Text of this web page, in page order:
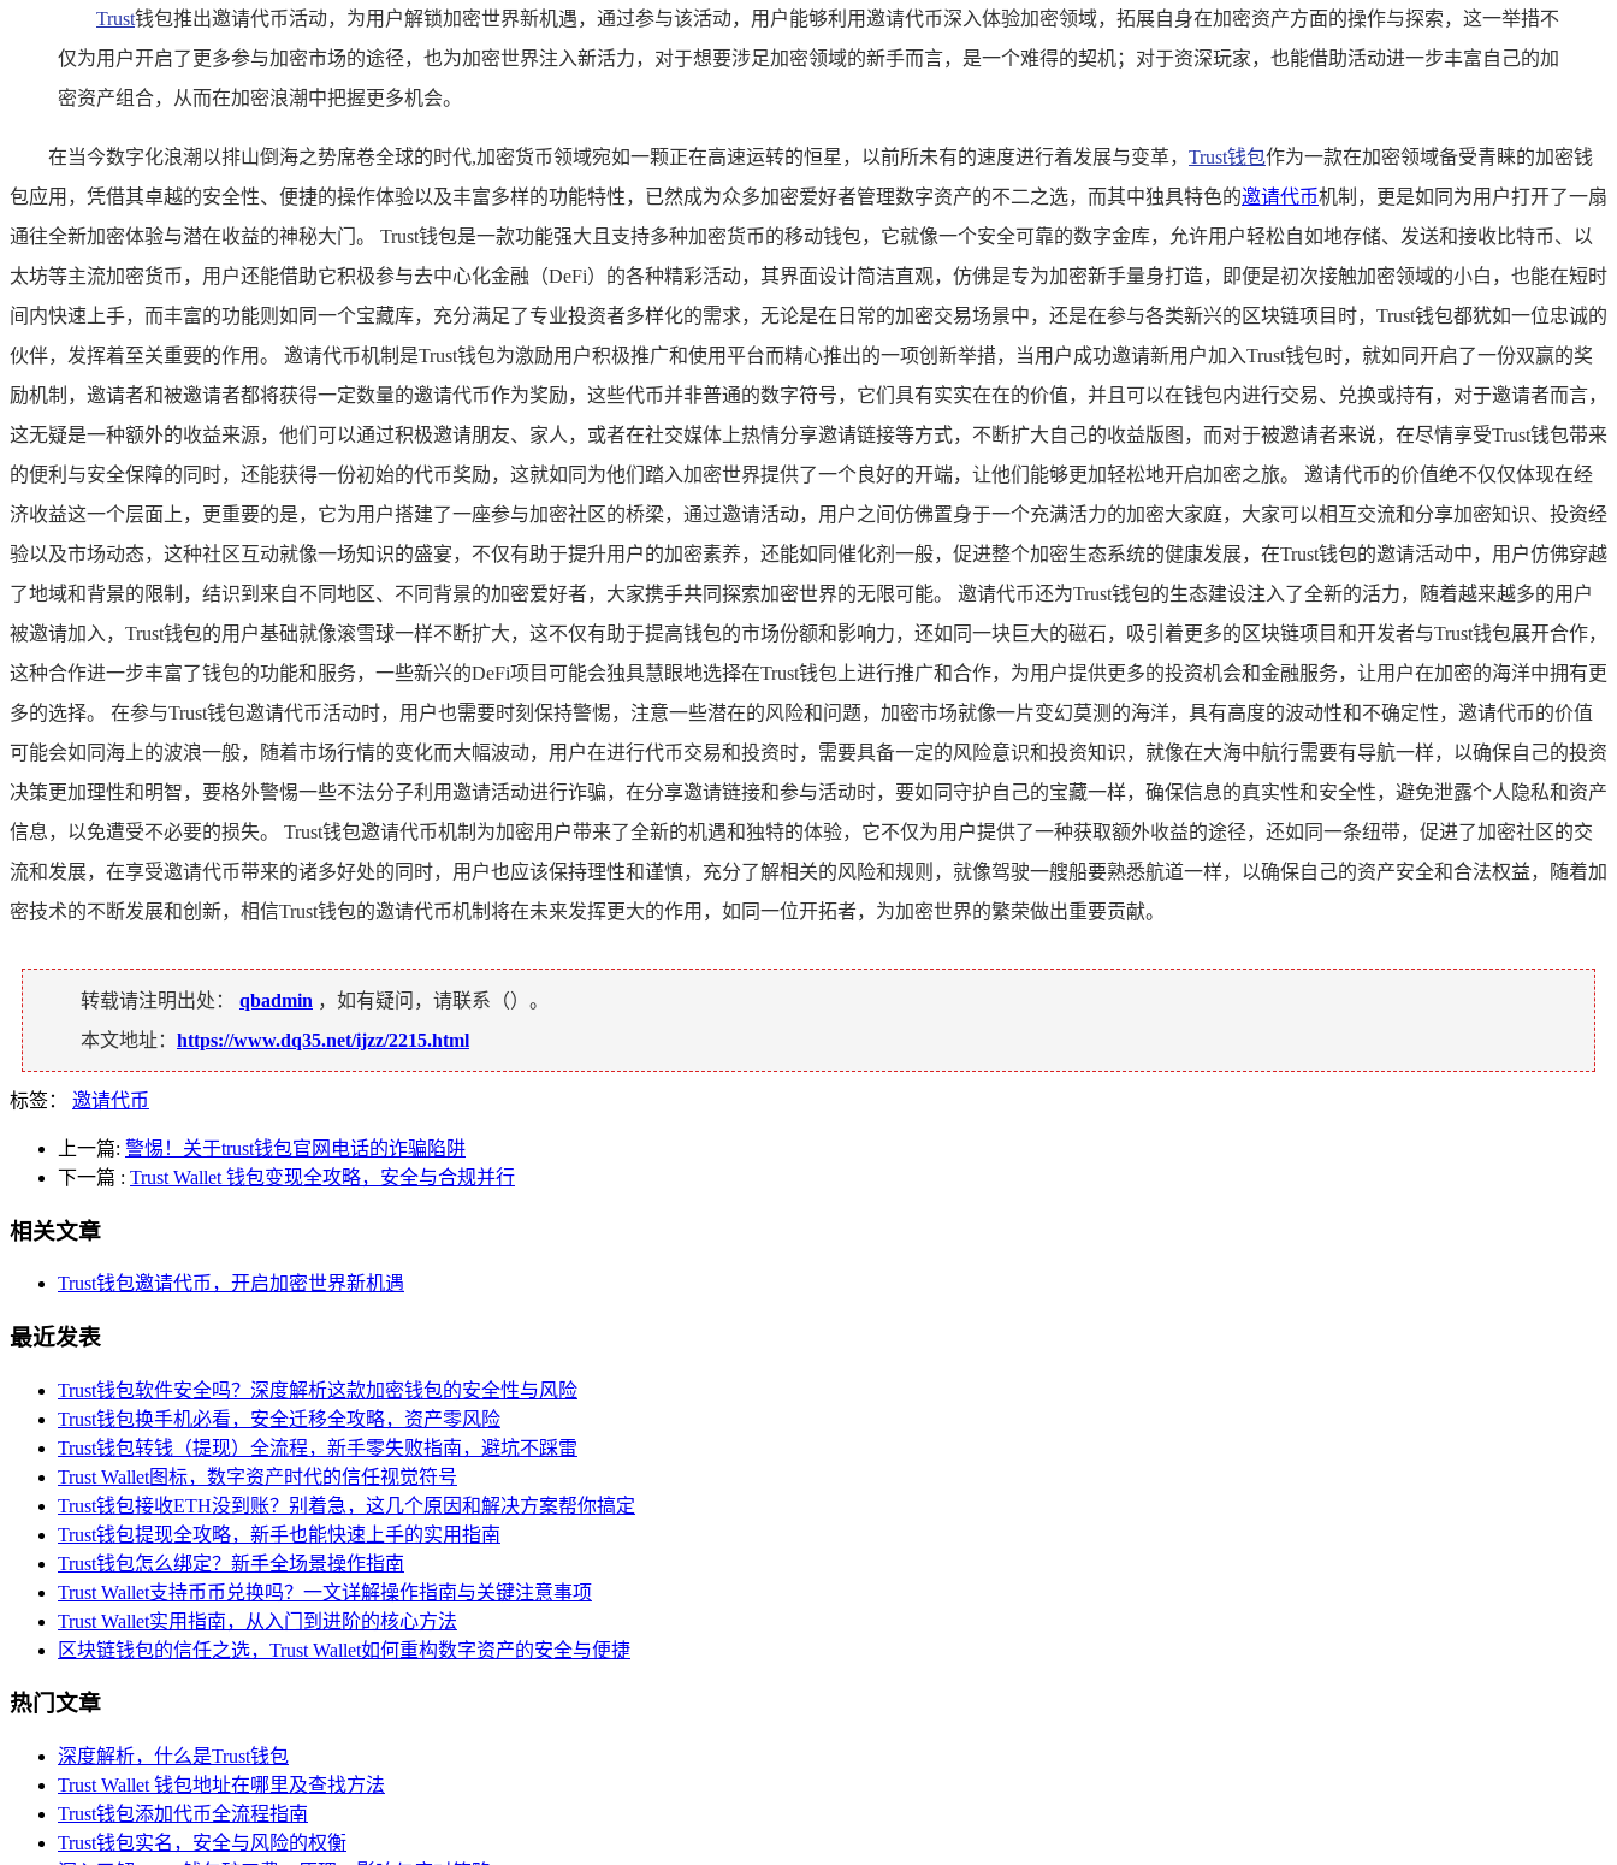
Trust钱包推出邀请代币活动，为用户解锁加密世界新机遇，通过参与该活动，用户能够利用邀请代币深入体验加密领域，拓展自身在加密资产方面的操作与探索，这一举措不
仅为用户开启了更多参与加密市场的途径，也为加密世界注入新活力，对于想要涉足加密领域的新手而言，是一个难得的契机；对于资深玩家，也能借助活动进一步丰富自己的加
密资产组合，从而在加密浪潮中把握更多机会。
在当今数字化浪潮以排山倒海之势席卷全球的时代,加密货币领域宛如一颗正在高速运转的恒星，以前所未有的速度进行着发展与变革， Trust钱包作为一款在加密领域备受青睐的加密钱
包应用，凭借其卓越的安全性、便捷的操作体验以及丰富多样的功能特性，已然成为众多加密爱好者管理数字资产的不二之选，而其中独具特色的邀请代币机制，更是如同为用户打开了一扇
通往全新加密体验与潜在收益的神秘大门。 Trust钱包是一款功能强大且支持多种加密货币的移动钱包，它就像一个安全可靠的数字金库，允许用户轻松自如地存储、发送和接收比特币、以
太坊等主流加密货币，用户还能借助它积极参与去中心化金融（DeFi）的各种精彩活动，其界面设计简洁直观，仿佛是专为加密新手量身打造，即便是初次接触加密领域的小白，也能在短时
间内快速上手，而丰富的功能则如同一个宝藏库，充分满足了专业投资者多样化的需求，无论是在日常的加密交易场景中，还是在参与各类新兴的区块链项目时，Trust钱包都犹如一位忠诚的
伙伴，发挥着至关重要的作用。 邀请代币机制是Trust钱包为激励用户积极推广和使用平台而精心推出的一项创新举措，当用户成功邀请新用户加入Trust钱包时，就如同开启了一份双赢的奖
励机制，邀请者和被邀请者都将获得一定数量的邀请代币作为奖励，这些代币并非普通的数字符号，它们具有实实在在的价值，并且可以在钱包内进行交易、兑换或持有，对于邀请者而言，
这无疑是一种额外的收益来源，他们可以通过积极邀请朋友、家人，或者在社交媒体上热情分享邀请链接等方式，不断扩大自己的收益版图，而对于被邀请者来说，在尽情享受Trust钱包带来
的便利与安全保障的同时，还能获得一份初始的代币奖励，这就如同为他们踏入加密世界提供了一个良好的开端，让他们能够更加轻松地开启加密之旅。 邀请代币的价值绝不仅仅体现在经
济收益这一个层面上，更重要的是，它为用户搭建了一座参与加密社区的桥梁，通过邀请活动，用户之间仿佛置身于一个充满活力的加密大家庭，大家可以相互交流和分享加密知识、投资经
验以及市场动态，这种社区互动就像一场知识的盛宴，不仅有助于提升用户的加密素养，还能如同催化剂一般，促进整个加密生态系统的健康发展，在Trust钱包的邀请活动中，用户仿佛穿越
了地域和背景的限制，结识到来自不同地区、不同背景的加密爱好者，大家携手共同探索加密世界的无限可能。 邀请代币还为Trust钱包的生态建设注入了全新的活力，随着越来越多的用户
被邀请加入，Trust钱包的用户基础就像滚雪球一样不断扩大，这不仅有助于提高钱包的市场份额和影响力，还如同一块巨大的磁石，吸引着更多的区块链项目和开发者与Trust钱包展开合作，
这种合作进一步丰富了钱包的功能和服务，一些新兴的DeFi项目可能会独具慧眼地选择在Trust钱包上进行推广和合作，为用户提供更多的投资机会和金融服务，让用户在加密的海洋中拥有更
多的选择。 在参与Trust钱包邀请代币活动时，用户也需要时刻保持警惕，注意一些潜在的风险和问题，加密市场就像一片变幻莫测的海洋，具有高度的波动性和不确定性，邀请代币的价值
可能会如同海上的波浪一般，随着市场行情的变化而大幅波动，用户在进行代币交易和投资时，需要具备一定的风险意识和投资知识，就像在大海中航行需要有导航一样，以确保自己的投资
决策更加理性和明智，要格外警惕一些不法分子利用邀请活动进行诈骗，在分享邀请链接和参与活动时，要如同守护自己的宝藏一样，确保信息的真实性和安全性，避免泄露个人隐私和资产
信息，以免遭受不必要的损失。 Trust钱包邀请代币机制为加密用户带来了全新的机遇和独特的体验，它不仅为用户提供了一种获取额外收益的途径，还如同一条纽带，促进了加密社区的交
流和发展，在享受邀请代币带来的诸多好处的同时，用户也应该保持理性和谨慎，充分了解相关的风险和规则，就像驾驶一艘船要熟悉航道一样，以确保自己的资产安全和合法权益，随着加
密技术的不断发展和创新，相信Trust钱包的邀请代币机制将在未来发挥更大的作用，如同一位开拓者，为加密世界的繁荣做出重要贡献。
转载请注明出处： qbadmin ，如有疑问，请联系（）。
本文地址： https://www.dq35.net/ijzz/2215.html
标签： 邀请代币
上一篇: 警惕！关于trust钱包官网电话的诈骗陷阱
下一篇 : Trust Wallet 钱包变现全攻略，安全与合规并行
相关文章
Trust钱包邀请代币，开启加密世界新机遇
最近发表
Trust钱包软件安全吗？深度解析这款加密钱包的安全性与风险
Trust钱包换手机必看，安全迁移全攻略，资产零风险
Trust钱包转钱（提现）全流程，新手零失败指南，避坑不踩雷
Trust Wallet图标，数字资产时代的信任视觉符号
Trust钱包接收ETH没到账？别着急，这几个原因和解决方案帮你搞定
Trust钱包提现全攻略，新手也能快速上手的实用指南
Trust钱包怎么绑定？新手全场景操作指南
Trust Wallet支持币币兑换吗？一文详解操作指南与关键注意事项
Trust Wallet实用指南，从入门到进阶的核心方法
区块链钱包的信任之选，Trust Wallet如何重构数字资产的安全与便捷
热门文章
深度解析，什么是Trust钱包
Trust Wallet 钱包地址在哪里及查找方法
Trust钱包添加代币全流程指南
Trust钱包实名，安全与风险的权衡